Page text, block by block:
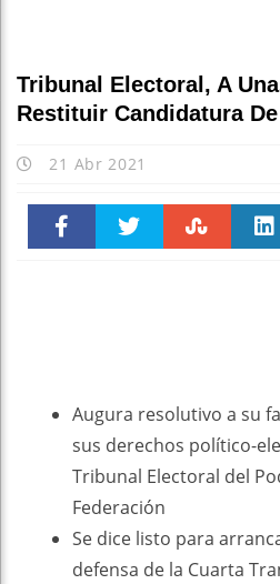
Tribunal Electoral, A
Restituir Candidatura
21 Abr 2021
Augura resolutivo a su
sus derechos político-
Tribunal Electoral del
Federación
Se dice listo para
defensa de la Cuarta